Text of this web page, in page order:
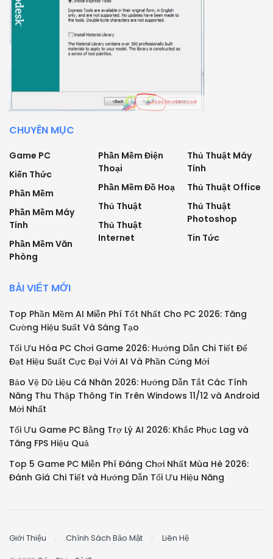
CHUYÊN MỤC
Game PC
Kiến Thức
Phần Mềm
Phần Mềm Máy
Tính
Phần Mềm Văn
Phòng
Phần Mềm Điện
Thoại
Phần Mềm Đồ Hoạ
Thủ Thuật
Thủ Thuật
Internet
Thủ Thuật Máy
Tính
Thủ Thuật Office
Thủ Thuật
Photoshop
Tin Tức
BÀI VIẾT MỚI
Top Phần Mềm AI Miễn Phí Tốt Nhất Cho PC 2026: Tăng
Cường Hiệu Suất Và Sáng Tạo
Tối Ưu Hóa PC Chơi Game 2026: Hướng Dẫn Chi Tiết Để
Đạt Hiệu Suất Cực Đại Với AI Và Phần Cứng Mới
Bảo Vệ Dữ Liệu Cá Nhân 2026: Hướng Dẫn Tắt Các Tính
Năng Thu Thập Thông Tin Trên Windows 11/12 và Android
Mới Nhất
Tối Ưu Game PC Bằng Trợ Lý AI 2026: Khắc Phục Lag và
Tăng FPS Hiệu Quả
Top 5 Game PC Miễn Phí Đáng Chơi Nhất Mùa Hè 2026:
Đánh Giá Chi Tiết và Hướng Dẫn Tối Ưu Hiệu Năng
Giới Thiệu Chính Sách Bảo Mật Liên Hệ